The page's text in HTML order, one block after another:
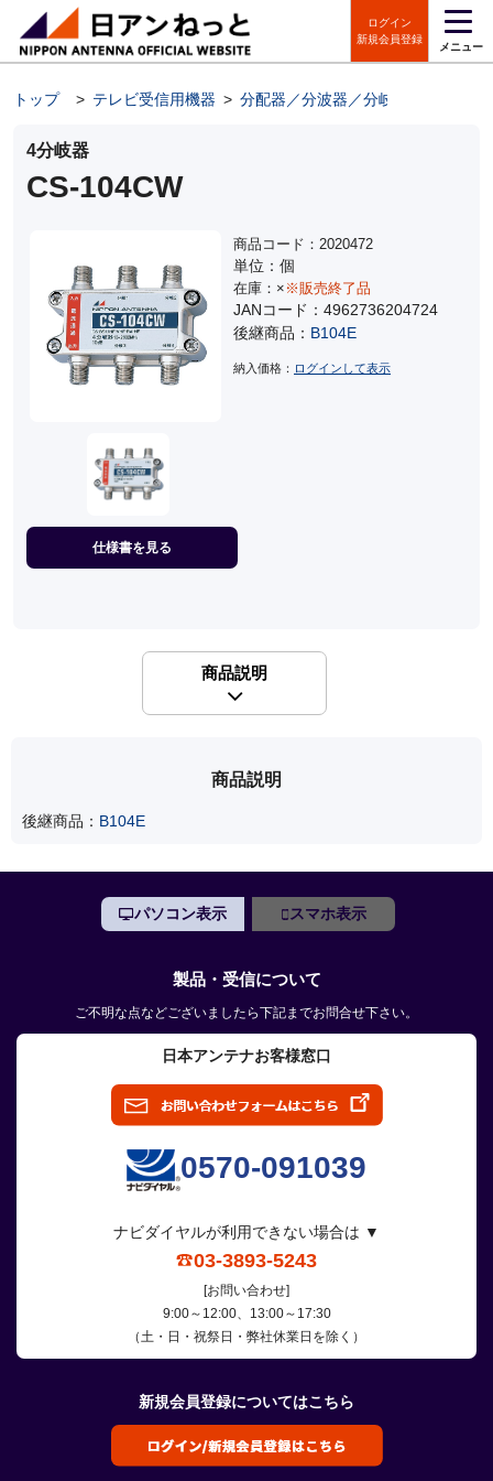
ログイン
新規会員登録
メニュー
トップ > テレビ受信用機器 > 分配器／分波器／分岐器
4分岐器
CS-104CW
商品コード：2020472
単位：個
在庫：× ※販売終了品
JANコード：4962736204724
後継商品： B104E
納入価格： ログインして表示
仕様書を見る
商品説明
商品説明
後継商品： B104E
パソコン表示 スマホ表示
製品・受信について
ご不明な点などございましたら下記までお問合せ下さい。
日本アンテナお客様窓口
0570-091039
ナビダイヤルが利用できない場合は ▼
03-3893-5243
[お問い合わせ]
9:00～12:00、13:00～17:30
（土・日・祝祭日・弊社休業日を除く）
新規会員登録についてはこちら